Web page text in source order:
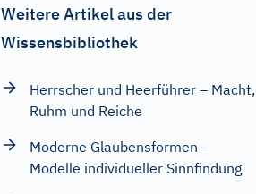
Weitere Artikel aus der
Wissensbibliothek
Herrscher und Heerführer – Macht,
Ruhm und Reiche
Moderne Glaubensformen –
Modelle individueller Sinnfindung